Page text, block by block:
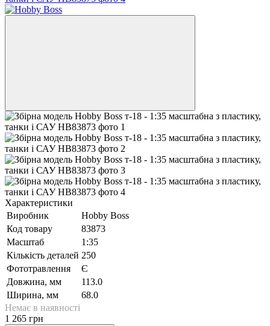
Характеристики
Виробник
Hobby Boss
Код товару
83873
Масштаб
1:35
Кількість деталей 250
Фототравлення
Є
Довжина, мм
113.0
Ширина, мм
68.0
Немає в наявності
1 265 грн